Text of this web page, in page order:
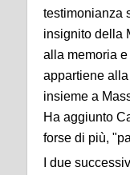
testimonianza
insignito della
alla memoria
appartiene
insieme a
Ha aggiunto
forse di più,
I due